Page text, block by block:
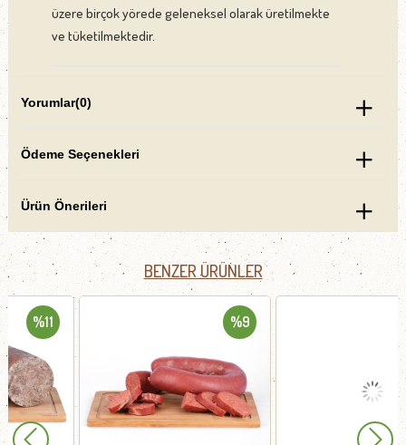
üzere birçok yörede geleneksel olarak üretilmekte
ve tüketilmektedir.
Yorumlar(0)
Ödeme Seçenekleri
Ürün Önerileri
BENZER ÜRÜNLER